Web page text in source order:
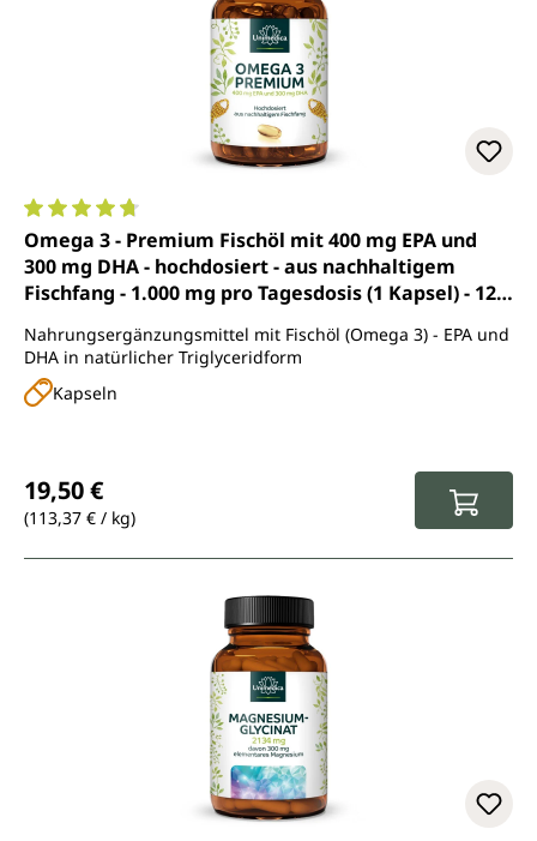
Durchschnittliche Bewertung von 4.7 von 5 Sternen
Omega 3 - Premium Fischöl mit 400 mg EPA und
300 mg DHA - hochdosiert - aus nachhaltigem
Fischfang - 1.000 mg pro Tagesdosis (1 Kapsel) - 120
Nahrungsergänzungsmittel mit Fischöl (Omega 3) - EPA und
DHA in natürlicher Triglyceridform
Kapseln
19,50 €
(113,37 € / kg)